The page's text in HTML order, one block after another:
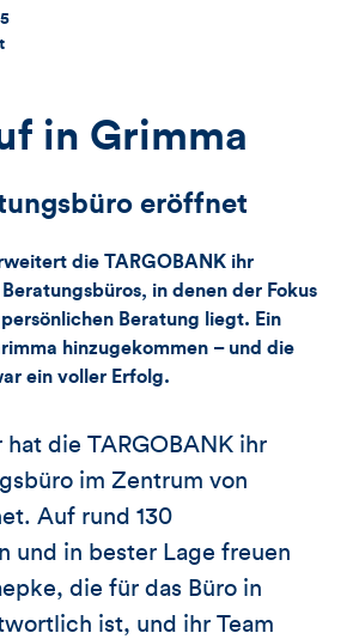
in Grimma
eröffnet
die TARGOBANK ihr
in denen der Fokus
Beratung liegt. Ein
hinzugekommen – und die
ein voller Erfolg.
hat die TARGOBANK ihr
im Zentrum von
Auf rund 130
und in bester Lage freuen
die für das Büro in
ist, und ihr Team